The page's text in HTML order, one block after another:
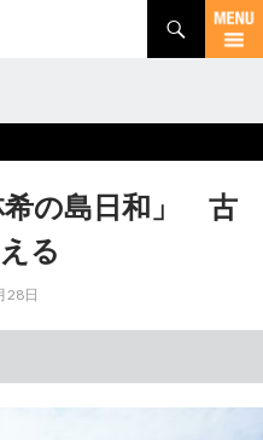
希の島日和」 古
る
28日